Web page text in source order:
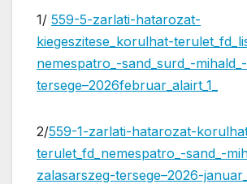
1/ 559-5-zarlati-hatarozat-
kiegeszitese_korulhat-
nemespatro_-sand_surd_-
tersege–2026februar_alairt_1_
2/559-1-zarlati-hatarozat-
terulet_fd_nemespatro_-sand_-
zalasarszeg-tersege–2026-